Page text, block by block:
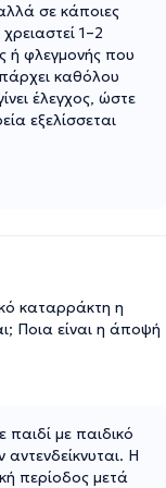
σε κάποιες
1–2
ή φλεγμονής που
καθόλου
έλεγχος, ώστε
εξελίσσεται
καταρράκτη η
Ποια είναι η άποψή
παιδί με παιδικό
Η
περίοδος μετά